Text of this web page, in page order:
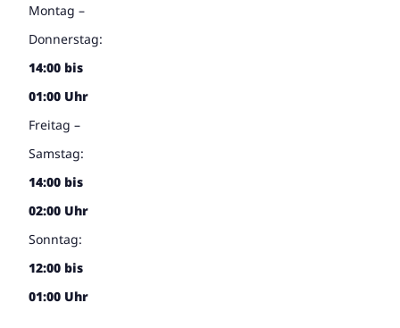
Montag –
Donnerstag:
14:00 bis
01:00 Uhr
Freitag –
Samstag:
14:00 bis
02:00 Uhr
Sonntag:
12:00 bis
01:00 Uhr